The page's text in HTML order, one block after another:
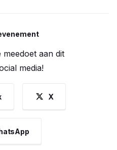
meedoet aan dit
media!
X